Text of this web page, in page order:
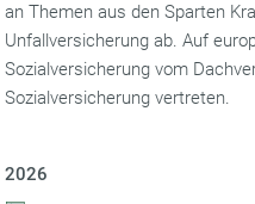
an Themen aus den Sparten
Unfallversicherung ab. Auf
Sozialversicherung vom
Sozialversicherung vertreten.
2026